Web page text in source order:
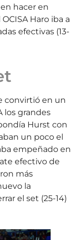
hacer en
Haro iba a
efectivas (13-
convirtió en un
los grandes
Hurst con
un poco el
empeñado en
efectivo de
más
la
el set (25-14)